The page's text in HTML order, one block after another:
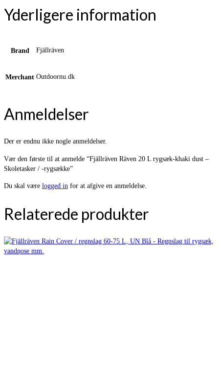
Yderligere information
Brand Fjällräven
Merchant Outdoornu.dk
Anmeldelser
Der er endnu ikke nogle anmeldelser.
Vær den første til at anmelde “Fjällräven Räven 20 L rygsæk-khaki dust –
Skoletasker / -rygsække”
Du skal være logged in for at afgive en anmeldelse.
Relaterede produkter